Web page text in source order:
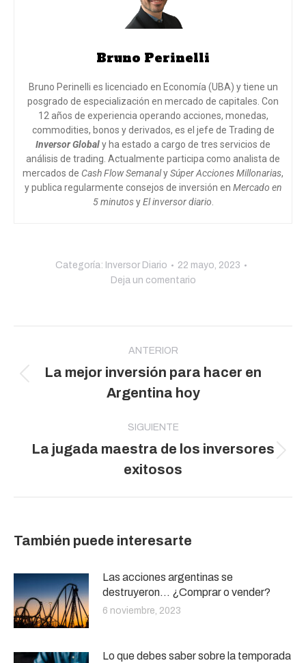
Bruno Perinelli
Bruno Perinelli es licenciado en Economía (UBA) y tiene un
posgrado de especialización en mercado de capitales. Con
12 años de experiencia operando acciones, monedas,
commodities, bonos y derivados, es el jefe de Trading de
Inversor Globaly ha estado a cargo de tres servicios de
análisis de trading. Actualmente participa como analista de
mercados de Cash Flow SemanalySúper Acciones Millonarias,
y publica regularmente consejos de inversión en Mercado en
5 minutosyEl inversor diario
Categoría: Inversor Diario
22 mayo, 2023
Deja un comentario
publicaciones
ANTERIOR
Publicación
anterior:
La mejor inversión para hacer en
Argentina hoy
SIGUIENTE
Publicación
siguiente:
La jugada maestra de los inversores
exitosos
También puede interesarte
Las acciones argentinas se
destruyeron… ¿Comprar o vender?
6 noviembre, 2023
Lo que debes saber sobre la temporada